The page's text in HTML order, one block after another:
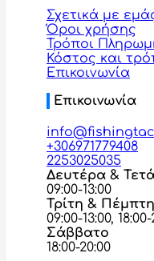
Σχετικά με
Όροι χρήσης
Τρόποι
Κόστος και
Επικοινωνία
Επικοινωνία
+306971779408
2253025035
Δευτέρα &
09:00-13:00
Τρίτη &
09:00-13:00, 18:00-
Σάββατο
18:00-20:00